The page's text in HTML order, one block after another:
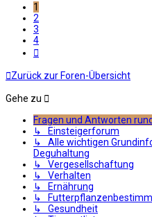
1
2
3
4
Zurück zur Foren-Übersicht
Gehe zu
Fragen und Antworten
↳ Einsteigerforum
↳ Alle wichtigen
Deguhaltung
↳ Vergesellschaftung
↳ Verhalten
↳ Ernährung
↳
↳ Gesundheit